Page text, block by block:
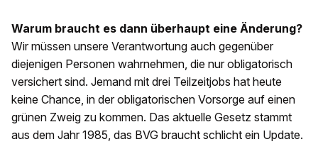
Warum braucht es dann überhaupt eine Änderung?
Wir müssen unsere Verantwortung auch gegenüber
diejenigen Personen wahrnehmen, die nur obligatorisch
versichert sind. Jemand mit drei Teilzeitjobs hat heute
keine Chance, in der obligatorischen Vorsorge auf einen
grünen Zweig zu kommen. Das aktuelle Gesetz stammt
aus dem Jahr 1985, das BVG braucht schlicht ein Update.